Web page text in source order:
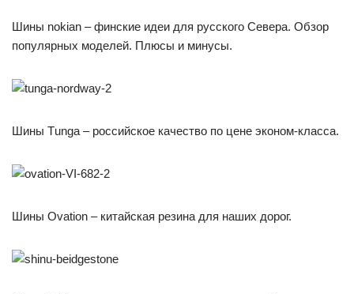
Шины nokian – финские идеи для русского Севера. Обзор
популярных моделей. Плюсы и минусы.
Шины Тunga – российское качество по цене эконом-класса.
Шины Оvation – китайская резина для наших дорог.